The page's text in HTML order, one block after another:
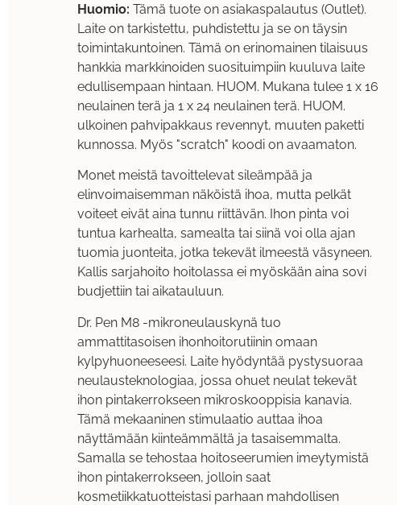
Huomio: Tämä tuote on asiakaspalautus (Outlet).
Laite on tarkistettu, puhdistettu ja se on täysin
toimintakuntoinen. Tämä on erinomainen tilaisuus
hankkia markkinoiden suosituimpiin kuuluva laite
edullisempaan hintaan. HUOM. Mukana tulee 1 x 16
neulainen terä ja 1 x 24 neulainen terä. HUOM.
ulkoinen pahvipakkaus revennyt, muuten paketti
kunnossa. Myös "scratch" koodi on avaamaton.
Monet meistä tavoittelevat sileämpää ja
elinvoimaisemman näköistä ihoa, mutta pelkät
voiteet eivät aina tunnu riittävän. Ihon pinta voi
tuntua karhealta, samealta tai siinä voi olla ajan
tuomia juonteita, jotka tekevät ilmeestä väsyneen.
Kallis sarjahoito hoitolassa ei myöskään aina sovi
budjettiin tai aikatauluun.
Dr. Pen M8 -mikroneulauskynä tuo
ammattitasoisen ihonhoitorutiinin omaan
kylpyhuoneeseesi. Laite hyödyntää pystysuoraa
neulausteknologiaa, jossa ohuet neulat tekevät
ihon pintakerrokseen mikroskooppisia kanavia.
Tämä mekaaninen stimulaatio auttaa ihoa
näyttämään kiinteämmältä ja tasaisemmalta.
Samalla se tehostaa hoitoseerumien imeytymistä
ihon pintakerrokseen, jolloin saat
kosmetiikkatuotteistasi parhaan mahdollisen